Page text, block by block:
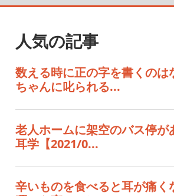
人気の記事